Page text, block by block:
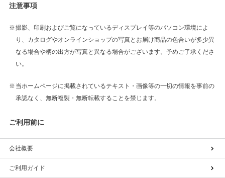
注意事項
撮影、印刷およびご覧になっているディスプレイ等のパソコン環境によ
り、カタログやオンラインショップの写真とお届け商品の色合いが多少異
なる場合や柄の出方が写真と異なる場合がございます。予めご了承くださ
い。
当ホームページに掲載されているテキスト・画像等の一切の情報を事前の
承認なく、無断複製・無断転載することを禁じます。
ご利用前に
会社概要
ご利用ガイド